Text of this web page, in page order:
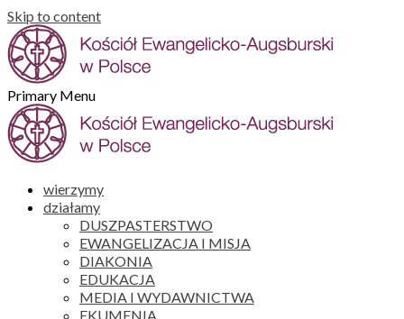
Skip to content
Primary Menu
wierzymy
działamy
DUSZPASTERSTWO
EWANGELIZACJA I MISJA
DIAKONIA
EDUKACJA
MEDIA I WYDAWNICTWA
EKUMENIA